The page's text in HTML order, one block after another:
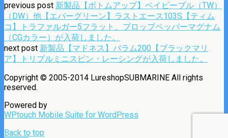
previous post 新製品【ボトムアップ】ベイビーブル（TW）
（DW）他【エバーグリーン】ラストエース103S【ティム
コ】トラファルガー5フラット、プロップペッパーマグナム
（CGカラー）が入荷しました。
next post 新製品【マドネス】バラム200【ブラックマリ
ア】トリプルミニスピン・レーシングが入荷しました。
Copyright © 2005-2014 LureshopSUBMARINE All rights
reserved.
Powered by
WPtouch Mobile Suite for WordPress
Back to top